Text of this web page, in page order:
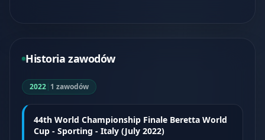
Historia zawodów
2022| 1 zawodów
44th World Championship Finale Beretta World
Cup - Sporting - Italy (July 2022)